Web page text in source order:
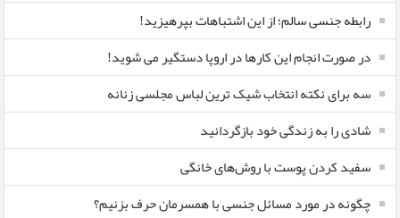
رابطه جنسی سالم؛ از این اشتباهات بپرهیزید!
در صورت انجام این کارها در اروپا دستگیر می شوید!
سه برای نکته انتخاب شیک ترین لباس مجلسی زنانه
شادی را به زندگی خود بازگردانید
سفید کردن پوست با روش‌های خانگی
چگونه در مورد مسائل جنسی با همسرمان حرف بزنیم؟